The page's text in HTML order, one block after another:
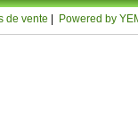
de vente Powered by